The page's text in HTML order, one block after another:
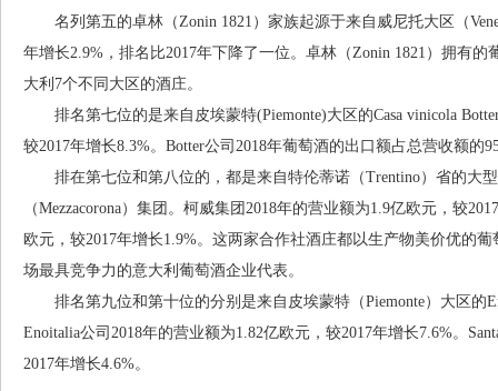
名列第五的卓林（Zonin 1821）家族起源于来自威尼托大区（
年增长2.9%，排名比2017年下降了一位。卓林（Zonin 1821）拥有
大利7个不同大区的酒庄。
排名第七位的是来自皮埃蒙特(Piemonte)大区的Casa vinicola
较2017年增长8.3%。Botter公司2018年葡萄酒的出口额占总营收额的
排在第七位和第八位的，都是来自特伦蒂诺（Trentino）省的大
（Mezzacorona）集团。柯威集团2018年的营业额为1.9亿欧元，较
欧元，较2017年增长1.9%。这两家合作社酒庄都以生产物美价优的
场最具竞争力的意大利葡萄酒企业代表。
排名第九位和第十位的分别是来自皮埃蒙特（Piemonte）大区的
Enoitalia公司2018年的营业额为1.82亿欧元，较2017年增长7.6%。
2017年增长4.6%。